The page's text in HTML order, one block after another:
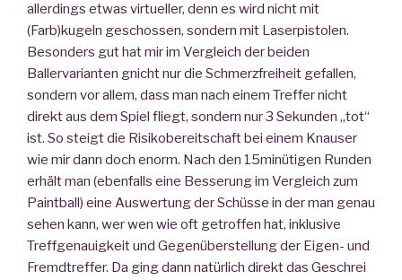
allerdings etwas virtueller, denn es wird nicht mit
(Farb)kugeln geschossen, sondern mit Laserpistolen.
Besonders gut hat mir im Vergleich der beiden
Ballervarianten gnicht nur die Schmerzfreiheit gefallen,
sondern vor allem, dass man nach einem Treffer nicht
direkt aus dem Spiel fliegt, sondern nur 3 Sekunden „tot“
ist. So steigt die Risikobereitschaft bei einem Knauser
wie mir dann doch enorm. Nach den 15minütigen Runden
erhält man (ebenfalls eine Besserung im Vergleich zum
Paintball) eine Auswertung der Schüsse in der man genau
sehen kann, wer wen wie oft getroffen hat, inklusive
Treffgenauigkeit und Gegenüberstellung der Eigen- und
Fremdtreffer. Da ging dann natürlich direkt das Geschrei